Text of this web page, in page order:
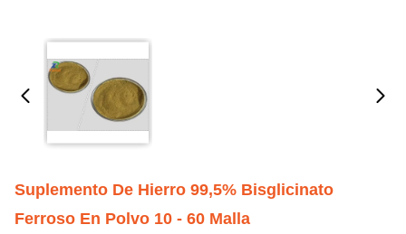
Suplemento De Hierro 99,5% Bisglicinato
Ferroso En Polvo 10 - 60 Malla